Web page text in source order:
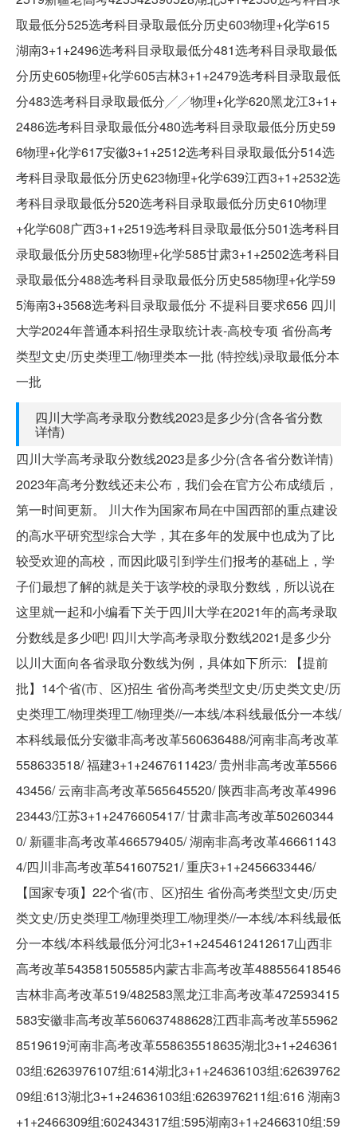
取最低分525选考科目录取最低分历史603物理+化学615
湖南3+1+2496选考科目录取最低分481选考科目录取最低
分历史605物理+化学605吉林3+1+2479选考科目录取最低
分483选考科目录取最低分╱╱物理+化学620黑龙江3+1+
2486选考科目录取最低分480选考科目录取最低分历史59
6物理+化学617安徽3+1+2512选考科目录取最低分514选
考科目录取最低分历史623物理+化学639江西3+1+2532选
考科目录取最低分520选考科目录取最低分历史610物理
+化学608广西3+1+2519选考科目录取最低分501选考科目
录取最低分历史583物理+化学585甘肃3+1+2502选考科目
录取最低分488选考科目录取最低分历史585物理+化学59
5海南3+3568选考科目录取最低分 不提科目要求656 四川
大学2024年普通本科招生录取统计表-高校专项 省份高考
类型文史/历史类理工/物理类本一批 (特控线)录取最低分本
一批
四川大学高考录取分数线2023是多少分(含各省分数
详情)
四川大学高考录取分数线2023是多少分(含各省分数详情)
2023年高考分数线还未公布，我们会在官方公布成绩后，
第一时间更新。 川大作为国家布局在中国西部的重点建设
的高水平研究型综合大学，其在多年的发展中也成为了比
较受欢迎的高校，而因此吸引到学生们报考的基础上，学
子们最想了解的就是关于该学校的录取分数线，所以说在
这里就一起和小编看下关于四川大学在2021年的高考录取
分数线是多少吧! 四川大学高考录取分数线2021是多少分
以川大面向各省录取分数线为例，具体如下所示: 【提前
批】14个省(市、区)招生 省份高考类型文史/历史类文史/历
史类理工/物理类理工/物理类//一本线/本科线最低分一本线/
本科线最低分安徽非高考改革560636488/河南非高考改革
558633518/ 福建3+1+2467611423/ 贵州非高考改革5566
43456/ 云南非高考改革565645520/ 陕西非高考改革4996
23443/江苏3+1+2476605417/ 甘肃非高考改革50260344
0/ 新疆非高考改革466579405/ 湖南非高考改革46661143
4/四川非高考改革541607521/ 重庆3+1+2456633446/
【国家专项】22个省(市、区)招生 省份高考类型文史/历史
类文史/历史类理工/物理类理工/物理类//一本线/本科线最低
分一本线/本科线最低分河北3+1+2454612412617山西非
高考改革543581505585内蒙古非高考改革488556418546
吉林非高考改革519/482583黑龙江非高考改革472593415
583安徽非高考改革560637488628江西非高考改革55962
8519619河南非高考改革558635518635湖北3+1+246361
03组:6263976107组:614湖北3+1+24636103组:62639762
09组:613湖北3+1+24636103组:6263976211组:616 湖南3
+1+2466309组:602434317组:595湖南3+1+2466310组:59